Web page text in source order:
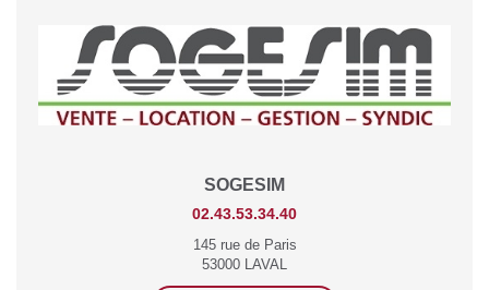
SOGESIM
02.43.53.34.40
145 rue de Paris
53000 LAVAL